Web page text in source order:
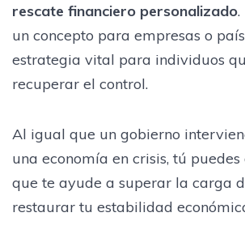
rescate financiero personalizado.
un concepto para empresas o
estrategia vital para individuos
recuperar el control.
Al igual que un gobierno
una economía en crisis, tú
que te ayude a superar la carga
restaurar tu estabilidad